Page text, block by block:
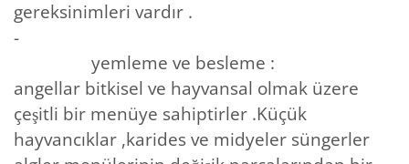
gereksinimleri vardır .
-
yemleme ve besleme :
angellar bitkisel ve hayvansal olmak üzere
çeşitli bir menüye sahiptirler .Küçük
hayvancıklar ,karides ve midyeler süngerler